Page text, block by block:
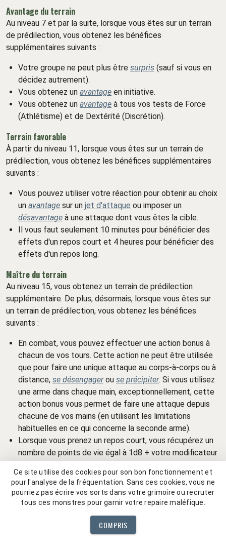
Avantage du terrain
Au niveau 7 et par la suite, lorsque vous êtes sur un terrain
de prédilection, vous obtenez les bénéfices
supplémentaires suivants :
Votre groupe ne peut plus être surpris (sauf si vous en
décidez autrement).
Vous obtenez un avantage en initiative.
Vous obtenez un avantage à tous vos tests de Force
(Athlétisme) et de Dextérité (Discrétion).
Terrain favorable
À partir du niveau 11, lorsque vous êtes sur un terrain de
prédilection, vous obtenez les bénéfices supplémentaires
suivants :
Vous pouvez utiliser votre réaction pour obtenir au choix
un avantage sur un jet d'attaque ou imposer un
désavantage à une attaque dont vous êtes la cible.
Il vous faut seulement 10 minutes pour bénéficier des
effets d'un repos court et 4 heures pour bénéficier des
effets d'un repos long.
Maître du terrain
Au niveau 15, vous obtenez un terrain de prédilection
supplémentaire. De plus, désormais, lorsque vous êtes sur
un terrain de prédilection, vous obtenez les bénéfices
suivants :
En combat, vous pouvez effectuer une action bonus à
chacun de vos tours. Cette action ne peut être utilisée
que pour faire une unique attaque au corps-à-corps ou à
distance, se désengagerou se précipiter. Si vous utilisez
une arme dans chaque main, exceptionnellement, cette
action bonus vous permet de faire une attaque depuis
chacune de vos mains (en utilisant les limitations
habituelles en ce qui concerne la seconde arme).
Lorsque vous prenez un repos court, vous récupérez un
nombre de points de vie égal à 1d8 + votre modificateur
de vos points de vie.
Pisteur : un rôdeur alternatif
Pour obtenir un rôdeur moins basé sur la magie, vous pouvez
opter pour l'aptitude rustique dès que le personnage atteint
Ce site utilise des cookies pour son bon fonctionnement et
pour l'analyse de la fréquentation. Sans ces cookies, vous ne
pourriez pas écrire vos sorts dans votre grimoire ou recruter
tous ces monstres pour garnir votre repaire maléfique.
COMPRIS